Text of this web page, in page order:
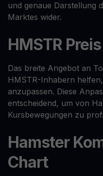
und genaue Darstellung
Marktes wider.
HMSTR
Das breite Angebot an
HMSTR-Inhabern
anzupassen. Diese
entscheidend, um von
Kursbewegungen zu
Hamster
Chart